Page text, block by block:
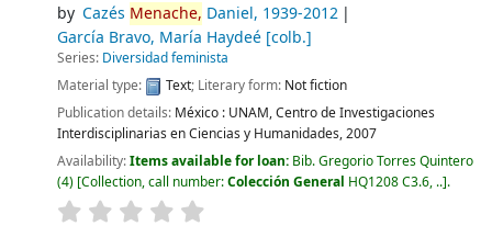
by Cazés Menache, Daniel, 1939-2012
García Bravo, María Haydeé[colb.]
Series: Diversidad feminista
Material type:
Text; Literary form: Not fiction
Publication details: México : UNAM, Centro de Investigaciones
Interdisciplinarias en Ciencias y Humanidades,2007
Availability:Items available for loan: Bib. Gregorio Torres Quintero
(4) Collection, call number:Colección General HQ1208 C3.6, .. .